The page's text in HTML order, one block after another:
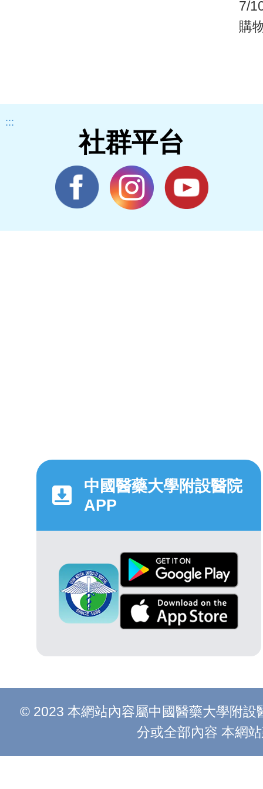
7/
購
:::
社群平台
中國醫藥大學附設醫院
APP
© 2023 本網站內容屬中國醫藥大學附
分或全部內容 本網